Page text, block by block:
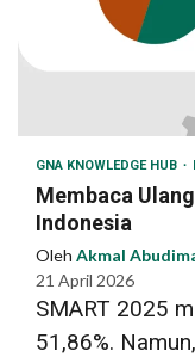
GNA KNOWLEDGE HUB
Membaca
Indonesia
Oleh Akmal
21 April 2026
SMART 2025
51,86%.